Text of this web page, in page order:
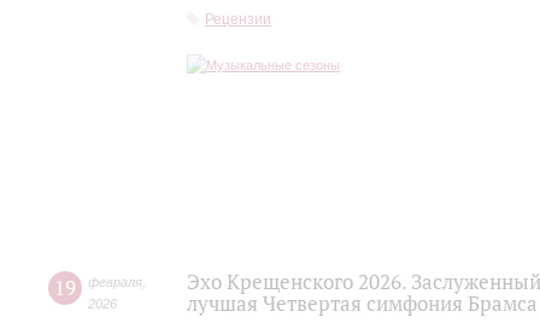
Рецензии
19 февраля
2026
Эхо Крещенского 2026.
лучшая Четвертая симфония Брамса